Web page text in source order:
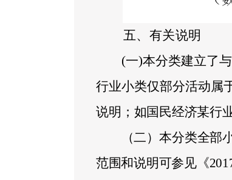
五、有关说明
(一)本分类建立了
行业小类仅部分活动属
说明 ；如国民经济某行
（二）本分类全部
范围和说明可参见《